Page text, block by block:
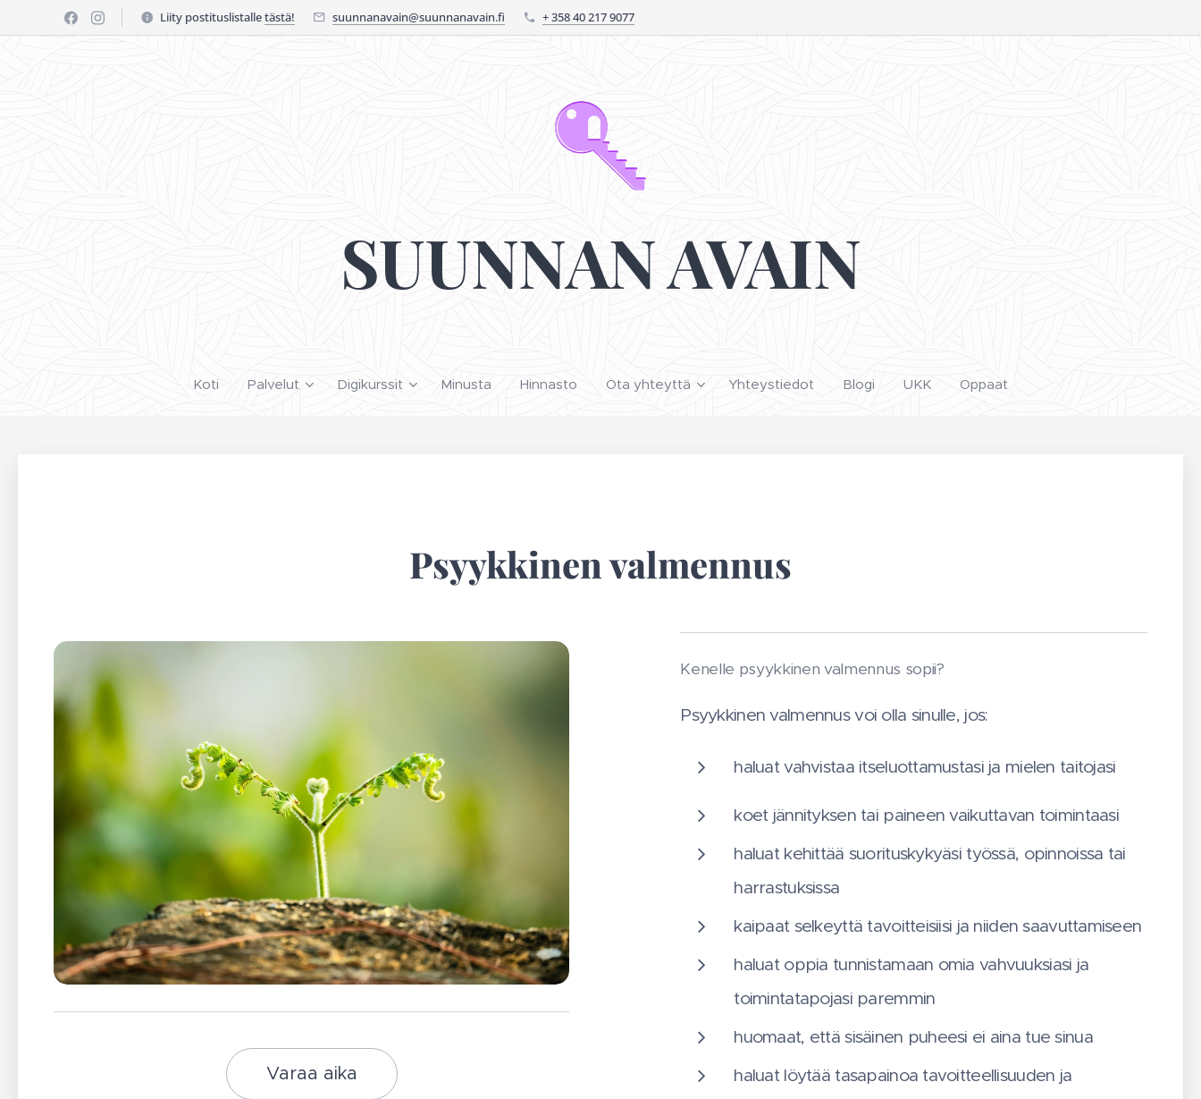
Liity postituslistalletästä! suunnanavain@suunnanavain.fi + 358 40 217 9077
SUUNNAN AVAIN
Koti Palvelut Digikurssit Minusta Hinnasto Ota yhteyttä Yhteystiedot Blogi UKK Oppaat
Psyykkinen valmennus
Varaa aika
Kenelle psyykkinen valmennus sopii?
Psyykkinen valmennus voi olla sinulle, jos:
haluat vahvistaa itseluottamustasi ja mielen taitojasi
koet jännityksen tai paineen vaikuttavan toimintaasi
haluat kehittää suorituskykyäsi työssä, opinnoissa tai
harrastuksissa
kaipaat selkeyttä tavoitteisiisi ja niiden saavuttamiseen
haluat oppia tunnistamaan omia vahvuuksiasi ja
toimintatapojasi paremmin
huomaat, että sisäinen puheesi ei aina tue sinua
haluat löytää tasapainoa tavoitteellisuuden ja